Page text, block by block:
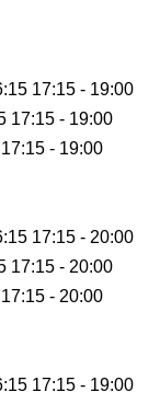
17:15 - 19:00
17:15 - 19:00
- 19:00
17:15 - 20:00
17:15 - 20:00
- 20:00
17:15 - 19:00